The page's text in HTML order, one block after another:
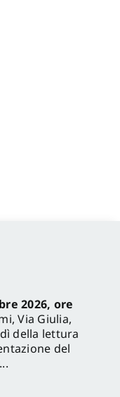
2026, ore
Via Giulia,
della lettura
del